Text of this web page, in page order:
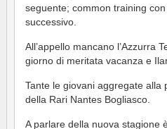
seguente; common training
successivo.
All’appello mancano l’Azzurra
giorno di meritata vacanza e
Tante le giovani aggregate
della Rari Nantes Bogliasco.
A parlare della nuova stagione